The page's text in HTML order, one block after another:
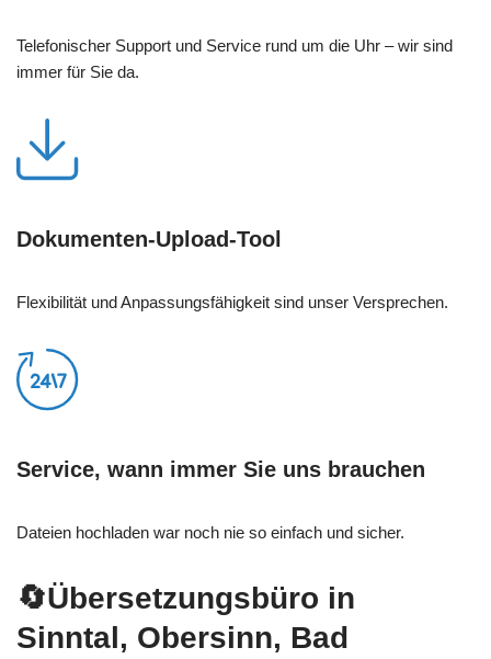
Telefonischer Support und Service rund um die Uhr – wir sind
immer für Sie da.
Dokumenten-Upload-Tool
Flexibilität und Anpassungsfähigkeit sind unser Versprechen.
Service, wann immer Sie uns brauchen
Dateien hochladen war noch nie so einfach und sicher.
🔄Übersetzungsbüro in
Sinntal, Obersinn, Bad